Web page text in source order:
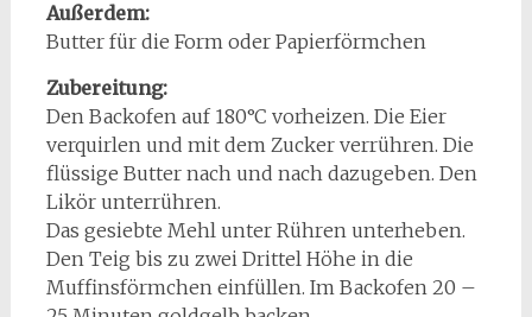
Außerdem:
Butter für die Form oder Papierförmchen
Zubereitung:
Den Backofen auf 180°C vorheizen. Die Eier
verquirlen und mit dem Zucker verrühren. Die
flüssige Butter nach und nach dazugeben. Den
Likör unterrühren.
Das gesiebte Mehl unter Rühren unterheben.
Den Teig bis zu zwei Drittel Höhe in die
Muffinsförmchen einfüllen. Im Backofen 20 –